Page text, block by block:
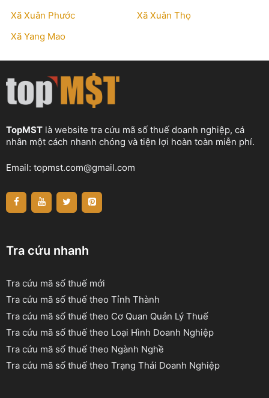
Xã Xuân Phước
Xã Xuân Thọ
Xã Yang Mao
TopMST là website tra cứu mã số thuế doanh nghiệp, cá
nhân một cách nhanh chóng và tiện lợi hoàn toàn miễn phí.
Email: topmst.com@gmail.com
Tra cứu nhanh
Tra cứu mã số thuế mới
Tra cứu mã số thuế theo Tỉnh Thành
Tra cứu mã số thuế theo Cơ Quan Quản Lý Thuế
Tra cứu mã số thuế theo Loại Hình Doanh Nghiệp
Tra cứu mã số thuế theo Ngành Nghề
Tra cứu mã số thuế theo Trạng Thái Doanh Nghiệp